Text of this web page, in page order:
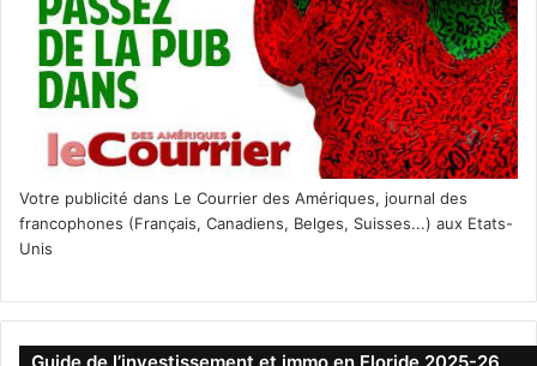
Lundi soir les sondages donnaient 3,3 points d’avance à
Hillary Clinton, trop peu pour pouvoir prédire le résultat
final. L’un des sondages donnait d’ailleurs Donald Trump à
+2%. Le suspense durera donc aujourd’hui en attendant
les résultats dans les Swings States. Les deus autres
candidats, Libertarien et Green, ne décollent pas dans les
sondages.
–Les derniers sondages
Votre publicité dans Le Courrier des Amériques, journal des
francophones (Français, Canadiens, Belges, Suisses...) aux Etats-
Unis